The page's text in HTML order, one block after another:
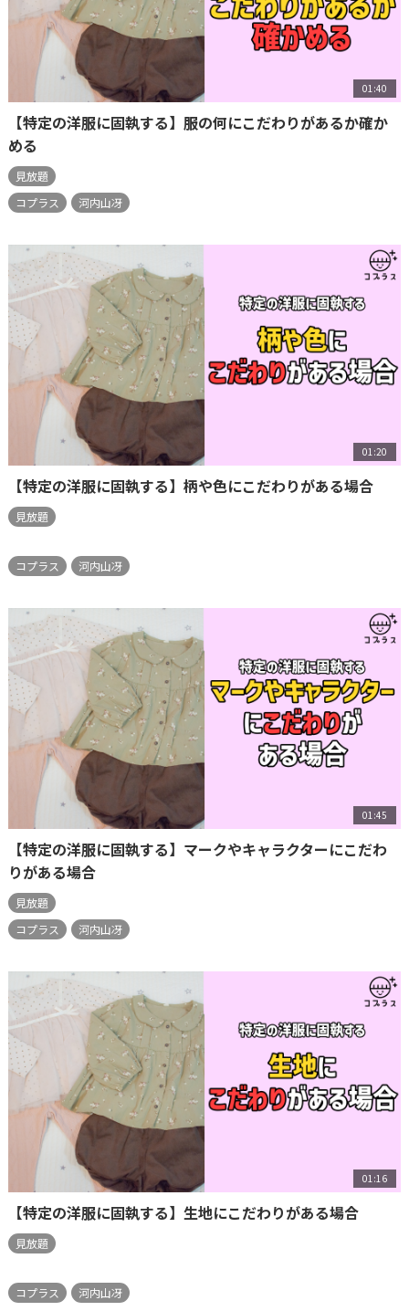
01:40
【特定の洋服に固執する】服の何にこだわりがあるか確か
める
見放題
コプラス
河内山冴
01:20
【特定の洋服に固執する】柄や色にこだわりがある場合
見放題
コプラス 河内山冴
01:45
【特定の洋服に固執する】マークやキャラクターにこだわ
りがある場合
見放題
コプラス
河内山冴
01:16
【特定の洋服に固執する】生地にこだわりがある場合
見放題
コプラス 河内山冴